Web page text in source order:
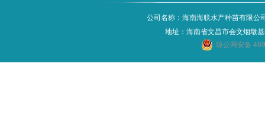
公司名称：海南海联水产种苗有限
地址：海南省文昌市会文烟墩
琼公网安备